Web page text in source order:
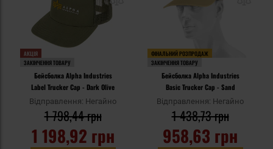
АКЦІЯ
ЗАКІНЧЕННЯ ТОВАРУ
Бейсболка Alpha Industries
Label Trucker Cap - Dark Olive
Відправлення: Негайно
1 198,92 грн
1 798,44 грн
ФІНАЛЬНИЙ РОЗПРОДАЖ
ЗАКІНЧЕННЯ ТОВАРУ
Бейсболка Alpha Industries
Basic Trucker Cap - Sand
Відправлення: Негайно
958,63 грн
1 438,73 грн